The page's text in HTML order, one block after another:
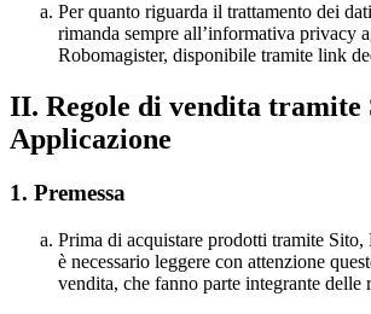
Per quanto riguarda il trattamento dei
rimanda sempre all’informativa privacy
Robomagister, disponibile tramite link
II. Regole di vendita tramite
Applicazione
1. Premessa
Prima di acquistare prodotti tramite
è necessario leggere con attenzione
vendita, che fanno parte integrante delle